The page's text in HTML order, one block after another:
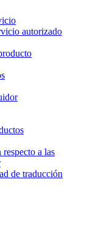
autorizado
a las
de traducción